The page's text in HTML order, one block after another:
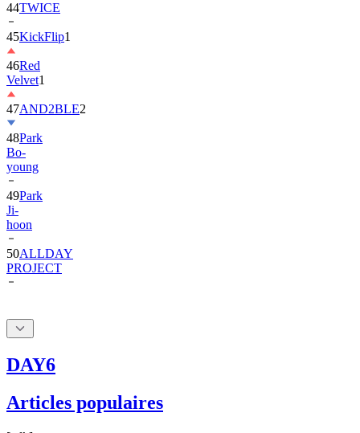
45KickFlip
46Red
Velvet
47AND2BLE
48Park
Bo-
young
49Park
Ji-
hoon
50ALLDAY
PROJECT
DAY6
Articles populaires